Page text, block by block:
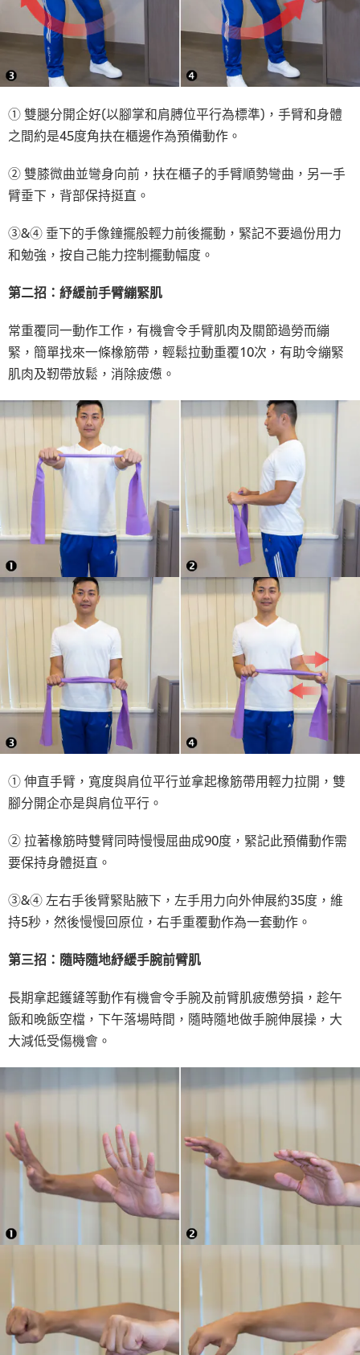
① 雙腿分開企好(以腳掌和肩膊位平行為標準)，手臂和身體
之間約是45度角扶在櫃邊作為預備動作。
② 雙膝微曲並彎身向前，扶在櫃子的手臂順勢彎曲，另一手
臂垂下，背部保持挺直。
③&④ 垂下的手像鐘擺般輕力前後擺動，緊記不要過份用力
和勉強，按自己能力控制擺動幅度。
第二招：紓緩前手臂繃緊肌
常重覆同一動作工作，有機會令手臂肌肉及關節過勞而繃
緊，簡單找來一條橡筋帶，輕鬆拉動重覆10次，有助令繃緊
肌肉及靭帶放鬆，消除疲憊。
① 伸直手臂，寬度與肩位平行並拿起橡筋帶用輕力拉開，雙
腳分開企亦是與肩位平行。
② 拉著橡筋時雙臂同時慢慢屈曲成90度，緊記此預備動作需
要保持身體挺直。
③&④ 左右手後臂緊貼腋下，左手用力向外伸展約35度，維
持5秒，然後慢慢回原位，右手重覆動作為一套動作。
第三招：隨時隨地紓緩手腕前臂肌
長期拿起鑊鏟等動作有機會令手腕及前臂肌疲憊勞損，趁午
飯和晚飯空檔，下午落場時間，隨時隨地做手腕伸展操，大
大減低受傷機會。